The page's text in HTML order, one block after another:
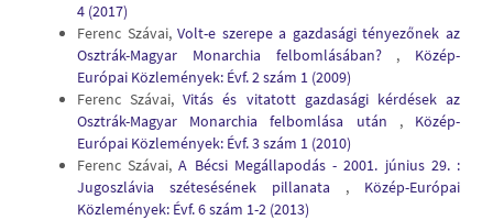
4 (2017)
Ferenc Szávai,Volt-e szerepe a gazdasági tényezőnek az
Osztrák-Magyar Monarchia felbomlásában? , Közép-
Európai Közlemények: Évf. 2 szám 1 (2009)
Ferenc Szávai,Vitás és vitatott gazdasági kérdések az
Osztrák-Magyar Monarchia felbomlása után , Közép-
Európai Közlemények: Évf. 3 szám 1 (2010)
Ferenc Szávai,A Bécsi Megállapodás - 2001. június 29. :
Jugoszlávia szétesésének pillanata , Közép-Európai
Közlemények: Évf. 6 szám 1-2 (2013)